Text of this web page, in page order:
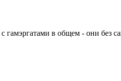
гамэргатами в общем - они без